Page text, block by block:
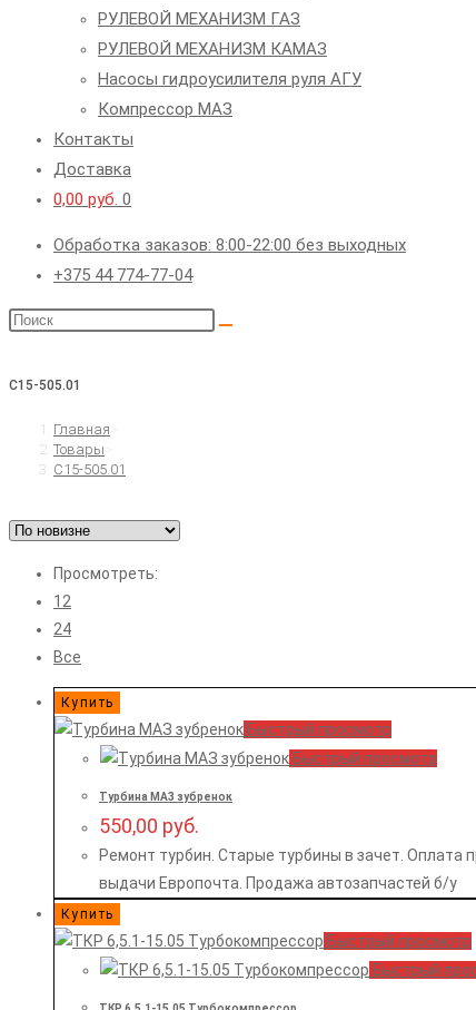
РУЛЕВОЙ МЕХАНИЗМ ГАЗ
РУЛЕВОЙ МЕХАНИЗМ КАМАЗ
Насосы гидроусилителя руля АГУ
Компрессор МАЗ
Контакты
Доставка
0,00 руб. 0
Обработка заказов: 8:00-22:00 без выходных
+375 44 774-77-04
Поиск
C15-505.01
Главная
Товары
C15-505.01
Просмотреть:
12
24
Все
Купить
Быстрый просмотр
Быстрый просмотр
Турбина МАЗ зубренок
550,00 руб.
Ремонт турбин. Старые турбины в зачет. Оплата
выдачи Европочта. Продажа автозапчастей б/у
Купить
Быстрый просмотр
Быстрый